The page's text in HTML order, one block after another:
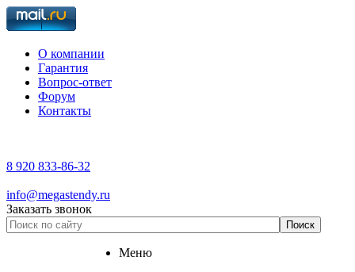
О компании
Гарантия
Вопрос-ответ
Форум
Контакты
8 920 833-86-32
info@megastendy.ru
Заказать звонок
Меню